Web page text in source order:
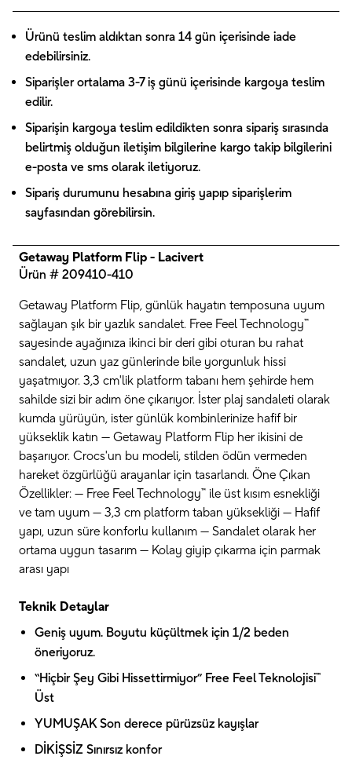
Ürünü teslim aldıktan sonra 14 gün içerisinde iade
edebilirsiniz.
Siparişler ortalama 3-7 iş günü içerisinde kargoya teslim
edilir.
Siparişin kargoya teslim edildikten sonra sipariş sırasında
belirtmiş olduğun iletişim bilgilerine kargo takip bilgilerini
e-posta ve sms olarak iletiyoruz.
Sipariş durumunu hesabına giriş yapıp siparişlerim
sayfasından görebilirsin.
Getaway Platform Flip - Lacivert
Ürün # 209410-410
Getaway Platform Flip, günlük hayatın temposuna uyum
sağlayan şık bir yazlık sandalet. Free Feel Technology™
sayesinde ayağınıza ikinci bir deri gibi oturan bu rahat
sandalet, uzun yaz günlerinde bile yorgunluk hissi
yaşatmıyor. 3,3 cm'lik platform tabanı hem şehirde hem
sahilde sizi bir adım öne çıkarıyor. İster plaj sandaleti olarak
kumda yürüyün, ister günlük kombinlerinize hafif bir
yükseklik katın — Getaway Platform Flip her ikisini de
başarıyor. Crocs'un bu modeli, stilden ödün vermeden
hareket özgürlüğü arayanlar için tasarlandı. Öne Çıkan
Özellikler: — Free Feel Technology™ ile üst kısım esnekliği
ve tam uyum — 3,3 cm platform taban yüksekliği — Hafif
yapı, uzun süre konforlu kullanım — Sandalet olarak her
ortama uygun tasarım — Kolay giyip çıkarma için parmak
arası yapı
Teknik Detaylar
Geniş uyum. Boyutu küçültmek için 1/2 beden
öneriyoruz.
“Hiçbir Şey Gibi Hissettirmiyor” Free Feel Teknolojisi™
Üst
YUMUŞAK Son derece pürüzsüz kayışlar
DİKİŞSİZ Sınırsız konfor